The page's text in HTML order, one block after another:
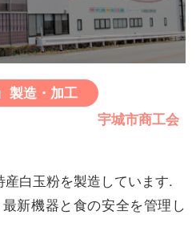
製造・加工
宇城市商工会
白玉粉を製造しています.
新機器と食の安全を管理し